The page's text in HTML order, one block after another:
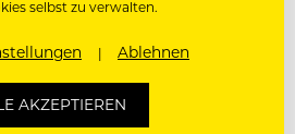
selbst zu verwalten.
Ablehnen
AKZEPTIEREN